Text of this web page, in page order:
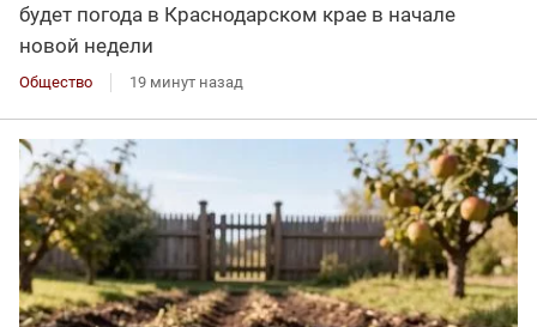
будет погода в Краснодарском крае в начале
новой недели
Общество 19 минут назад